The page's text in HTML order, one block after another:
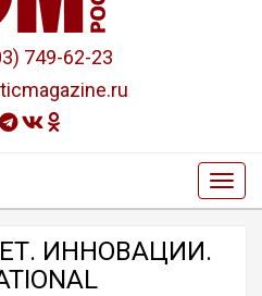
749-62-23
ИННОВАЦИИ.